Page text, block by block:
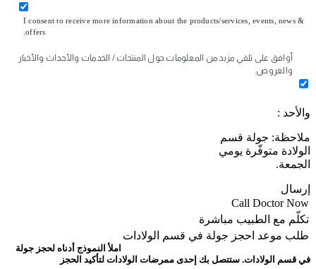
I consent to receive more information about the products/services, events, news &
offers.
أوافق على تلقي مزيد من المعلومات حول المنتجات / الخدمات والأحداث والأخبار
والعروض.
والأحد :
ملاحظة: جولة قسم
الولادة متوفّرة يومي
الجمعة.
إرسال
Call Doctor Now
تكلّم مع الطبيب مباشرة
طلب موعد احجز جولة في قسم الولادات
املأ النموذج أدناه لحجز جولة
في قسم الولادات. ستتصل بك إحدى ممرضات الولادات لتأكيد الحجز